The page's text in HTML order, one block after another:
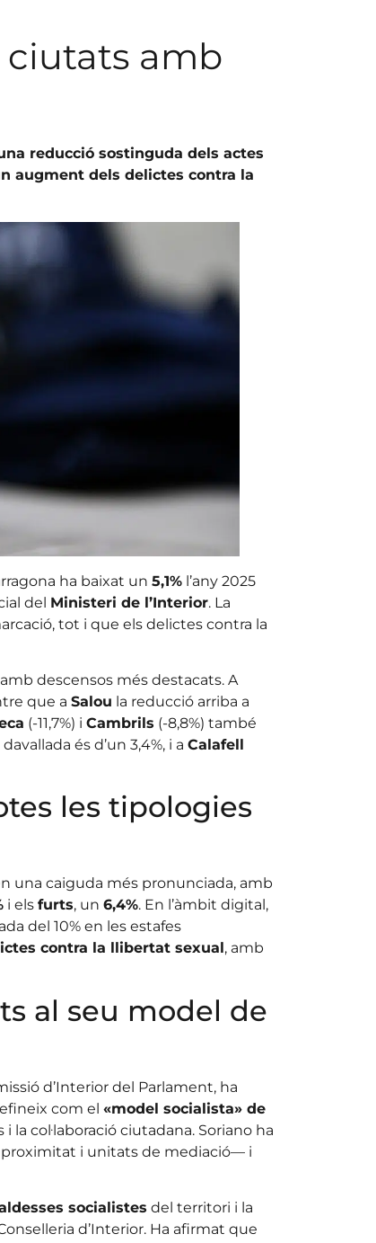
ciutats amb
reducció sostinguda dels actes
augment dels delictes contra la
ha baixat un 5,1%l’any 2025
del Ministeri de l’Interior. La
tot i que els delictes contra la
descensos més destacats. A
que a Salou la reducció arriba a
(-11,7%) i Cambrils (-8,8%) també
és d’un 3,4%, i a Calafell
les tipologies
una caiguda més pronunciada, amb
i els furts, un 6,4%. En l’àmbit digital,
del 10% en les estafes
contra la llibertat sexual, amb
al seu model de
d’Interior del Parlament, ha
com el «model socialista» de
la col·laboració ciutadana. Soriano ha
i unitats de mediació— i
socialistes del territori i la
d’Interior. Ha afirmat que